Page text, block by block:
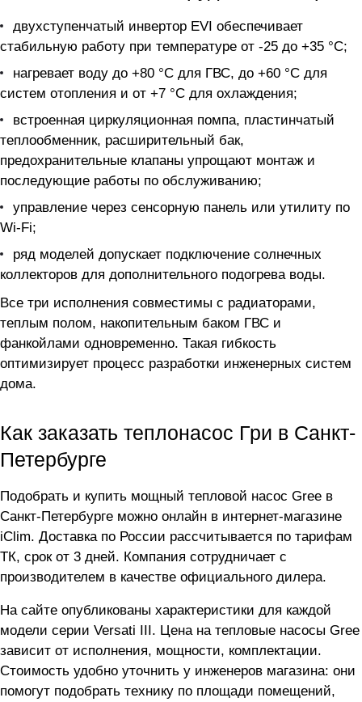
двухступенчатый инвертор EVI обеспечивает
стабильную работу при температуре от -25 до +35 °C;
нагревает воду до +80 °C для ГВС, до +60 °C для
систем отопления и от +7 °C для охлаждения;
встроенная циркуляционная помпа, пластинчатый
теплообменник, расширительный бак,
предохранительные клапаны упрощают монтаж и
последующие работы по обслуживанию;
управление через сенсорную панель или утилиту по
Wi-Fi;
ряд моделей допускает подключение солнечных
коллекторов для дополнительного подогрева воды.
Все три исполнения совместимы с радиаторами,
теплым полом, накопительным баком ГВС и
фанкойлами одновременно. Такая гибкость
оптимизирует процесс разработки инженерных систем
дома.
Как заказать теплонасос Гри в Санкт-
Петербурге
Подобрать и купить мощный тепловой насос Gree в
Санкт-Петербурге можно онлайн в интернет-магазине
iClim. Доставка по России рассчитывается по тарифам
ТК, срок от 3 дней. Компания сотрудничает с
производителем в качестве официального дилера.
На сайте опубликованы характеристики для каждой
модели серии Versati III. Цена на тепловые насосы Gree
зависит от исполнения, мощности, комплектации.
Стоимость удобно уточнить у инженеров магазина: они
помогут подобрать технику по площади помещений,